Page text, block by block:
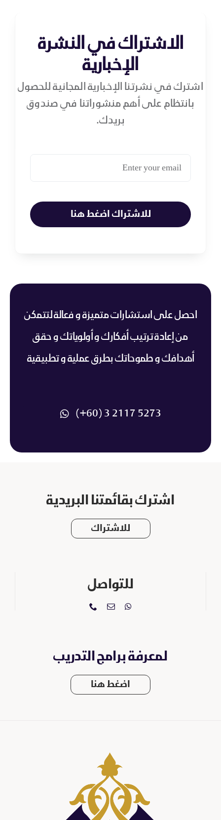
الاشتراك في النشرة
الإخبارية
اشترك في نشرتنا الإخبارية المجانية للحصول
بانتظام على أهم منشوراتنا في صندوق
بريدك.
للاشتراك اضغط هنا
احصل على استشارات متميزة و فعالة لتتمكن
من إعادة ترتيب أفكارك و أولوياتك و حقق
أهدافك و طموحاتك بطرق عملية و تطبيقية
5273 2117 3 (60+)
اشترك بقائمتنا البريدية
للاشتراك
للتواصل
لمعرفة برامج التدريب
اضغط هنا